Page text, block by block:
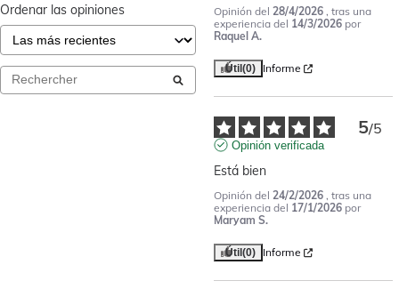
Ordenar las opiniones Opinión del 28/4/2026 , tras una
experiencia del 14/3/2026 por
Raquel A.
Útil (0) Informe
5/5
Opinión verificada
Está bien
Opinión del 24/2/2026 , tras una
experiencia del 17/1/2026 por
Maryam S.
Útil (0) Informe